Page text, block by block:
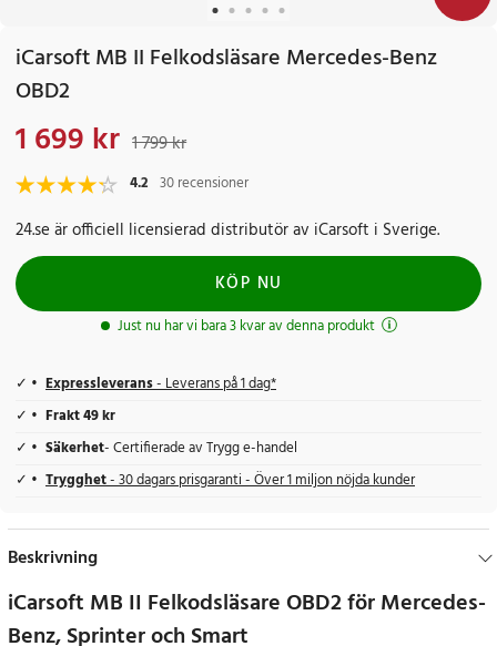
iCarsoft MB II Felkodsläsare Mercedes-Benz
OBD2
Nuvarande pris:
1 699 kr 1 799 kr
4.2 30 recensioner
24.se är officiell licensierad distributör av iCarsoft i Sverige.
KÖP NU
Just nu har vi bara 3 kvar av denna produkt
Expressleverans- Leverans på 1 dag*
Frakt 49 kr
Säkerhet- Certifierade av Trygg e-handel
Trygghet- 30 dagars prisgaranti - Över 1 miljon nöjda kunder
Beskrivning
iCarsoft MB II Felkodsläsare OBD2 för Mercedes-
Benz, Sprinter och Smart